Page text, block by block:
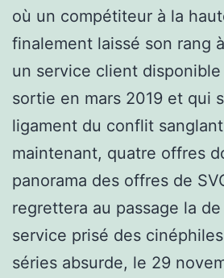
où un compétiteur à la
finalement laissé son rang
un service client
sortie en mars 2019 et qui
ligament du conflit
maintenant, quatre offres
panorama des offres de
regrettera au passage la
service prisé des
séries absurde, le 29